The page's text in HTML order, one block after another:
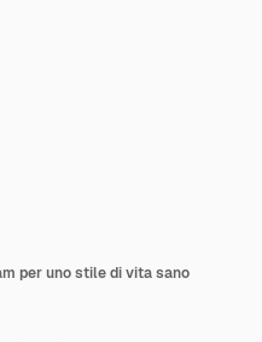
per uno stile di vita sano